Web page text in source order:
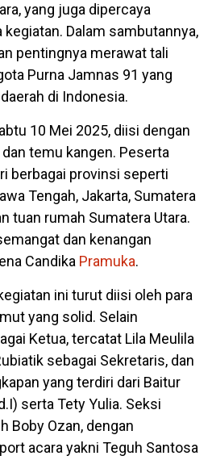
yang juga dipercaya
kegiatan. Dalam sambutannya,
pentingnya merawat tali
Purna Jamnas 91 yang
di Indonesia.
10 Mei 2025, diisi dengan
temu kangen. Peserta
berbagai provinsi seperti
Tengah, Jakarta, Sumatera
tuan rumah Sumatera Utara.
dan kenangan
Candika Pramuka.
ini turut diisi oleh para
yang solid. Selain
Ketua, tercatat Lila Meulila
sebagai Sekretaris, dan
yang terdiri dari Baitur
serta Tety Yulia. Seksi
Boby Ozan, dengan
acara yakni Teguh Santosa